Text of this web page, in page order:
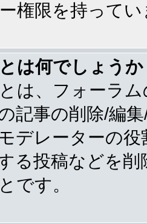
権限を持ってい
は何でしょうか
は、フォーラ
記事の削除/編
デレーターの
る投稿などを
です。